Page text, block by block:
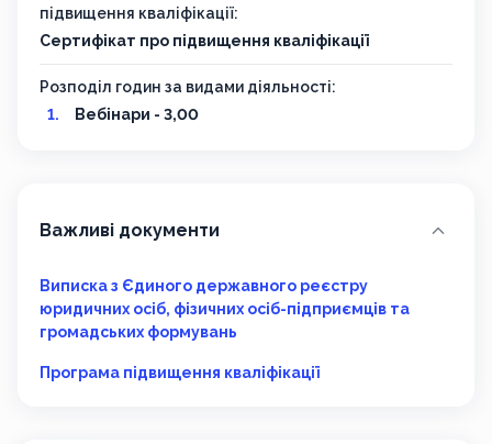
підвищення кваліфікації:
Сертифікат про підвищення кваліфікації
Розподіл годин за видами діяльності:
Вебінари - 3,00
Важливі документи
Виписка з Єдиного державного реєстру
юридичних осіб, фізичних осіб-підприємців та
громадських формувань
Програма підвищення кваліфікації